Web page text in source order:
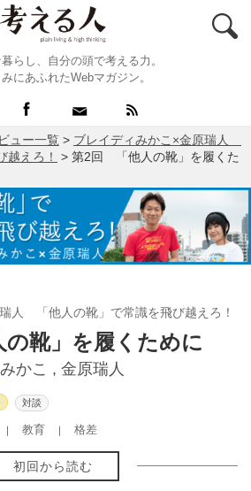
らし、自分の頭で考える力。
にあふれたWebマガジン。
ュー一覧 > ブレイディみかこ×金原瑞人
越えろ！
> 第2回 「他人の靴」を履くた
人 「他人の靴」で常識を飛び越えろ！
靴」を履くために
かこ , 金原瑞人
対談
教育 格差
初回から読む